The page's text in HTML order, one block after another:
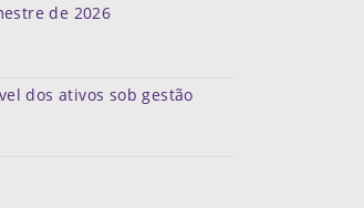
de 2026
dos ativos sob gestão